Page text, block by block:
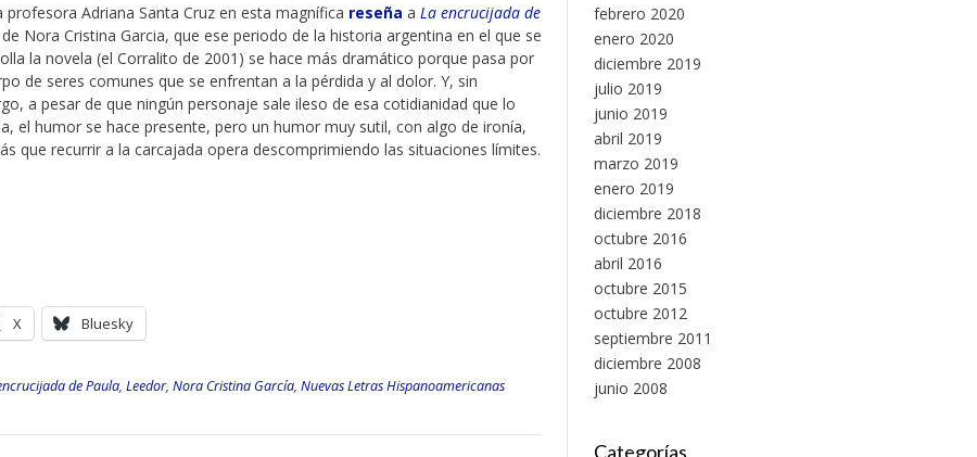
profesora Adriana Santa Cruz en esta magnífica reseña a La encrucijada de
de Nora Cristina Garcia, que ese periodo de la historia argentina en el que se
la novela (el Corralito de 2001) se hace más dramático porque pasa por
de seres comunes que se enfrentan a la pérdida y al dolor. Y, sin
a pesar de que ningún personaje sale ileso de esa cotidianidad que lo
el humor se hace presente, pero un humor muy sutil, con algo de ironía,
que recurrir a la carcajada opera descomprimiendo las situaciones límites.
X Bluesky
de Paula, Leedor, Nora Cristina García, Nuevas Letras Hispanoamericanas
febrero 2020
enero 2020
diciembre 2019
julio 2019
junio 2019
abril 2019
marzo 2019
enero 2019
diciembre 2018
octubre 2016
abril 2016
octubre 2015
octubre 2012
septiembre 2011
diciembre 2008
junio 2008
Categorías